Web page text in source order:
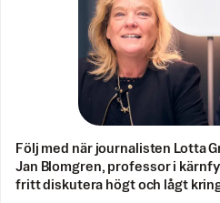
Följ med när journalisten Lotta
Jan Blomgren, professor i
fritt diskutera högt och lågt